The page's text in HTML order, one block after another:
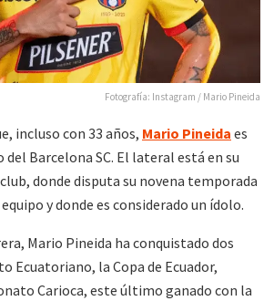
Fotografía: Instagram / Mario Pineida
incluso con 33 años, Mario Pineida es
Barcelona SC. El lateral está en su
donde disputa su novena temporada
y donde es considerado un ídolo.
Mario Pineida ha conquistado dos
Ecuatoriano, la Copa de Ecuador,
Carioca, este último ganado con la